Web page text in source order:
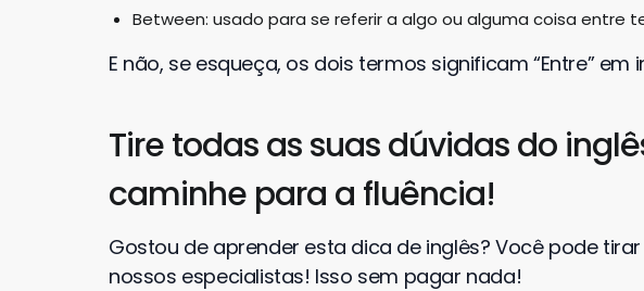
Between: usado para se referir a algo ou alguma coisa entre
E não, se esqueça, os dois termos significam “Entre” em
Tire todas as suas dúvidas do
caminhe para a fluência!
Gostou de aprender esta dica de inglês? Você pode
nossos especialistas! Isso sem pagar nada!